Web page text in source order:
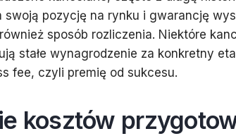
pozycję na rynku i gwarancję
sposób rozliczenia. Niektóre
stałe wynagrodzenie za konkretny
fee, czyli premię od sukcesu.
kosztów